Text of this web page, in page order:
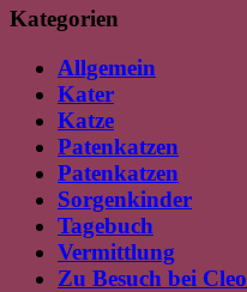
Kategorien
Allgemein
Kater
Katze
Patenkatzen
Patenkatzen
Sorgenkinder
Tagebuch
Vermittlung
Zu Besuch bei Cleo